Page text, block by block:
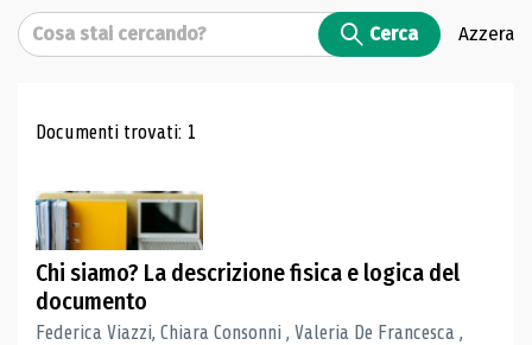
Cerca Cerca Azzera
Risultati di ricerca
Documenti trovati: 1
Chi siamo? La descrizione fisica e logica del
documento
Federica Viazzi, Chiara Consonni , Valeria De Francesca ,